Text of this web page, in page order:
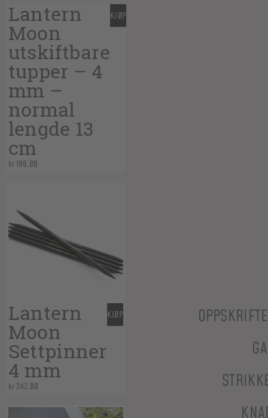
Lantern
Moon
utskiftbare
tupper – 4
mm –
normal
lengde 13
cm
kr188,00
KJØP
Lantern
Moon
Settpinner
4 mm
kr242,00
KJØP